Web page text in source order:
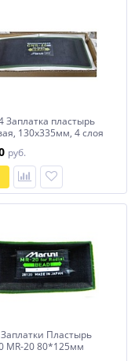
Заплатка пластырь
130х335мм, 4 слоя
руб.
Заплатки Пластырь
MR-20 80*125мм